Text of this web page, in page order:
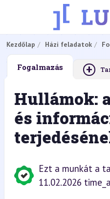
Kezdőlap Házi feladatok
Fogalmazás +
Hullámok:
és
Ezt a munkát a
11.02.2026